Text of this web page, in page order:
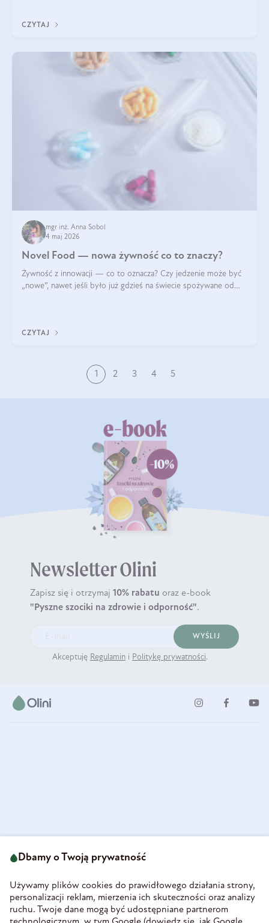
CZYTAJ
mgr inż. Anna Sobol
4 maj 2026
Novel Food — nowa żywność co to znaczy?
Żywność z innowacji — co to oznacza? Czy jedzenie może być
„nowe”, nawet jeśli było już gdzieś na świecie spożywane od
CZYTAJ
1 2 3 4 5
Newsletter Olini
Zapisz się i otrzymaj 10% rabatu oraz e-book
"Pyszne szociki na zdrowie i odporność".
WYŚLIJ
Akceptuję Regulamin i Politykę prywatności.
58-160 Świebodzice
REGON 890213034
INFORMACJE
Dbamy o Twoją prywatność
Używamy plików cookies do prawidłowego działania strony,
personalizacji reklam, mierzenia ich skuteczności oraz analizy
ruchu. Twoje dane mogą być udostępniane partnerom